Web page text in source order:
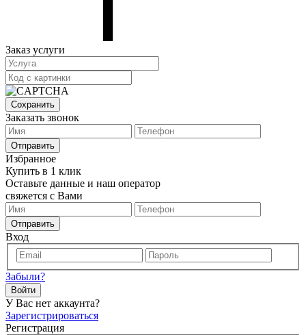
Заказ услуги
Сохранить
Заказать звонок
Отправить
Избранное
Купить в 1 клик
Оставьте данные и наш оператор
свяжется с Вами
Отправить
Вход
Забыли?
Войти
У Вас нет аккаунта?
Зарегистрироваться
Регистрация